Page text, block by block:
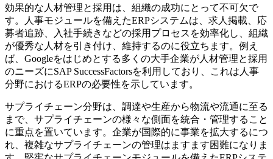
効果的な人材管理と採用は、組織の成功にとって不可欠で
す。人事モジュールを備えたERPシステムは、求人掲載、応
募者追跡、入社手続きなどの採用プロセスを効率化し、組織
が優秀な人材を引き付け、維持するのに役立ちます。例え
ば、Googleをはじめとする多くの大手企業が人材管理と採用
のニーズにSAP SuccessFactorsを利用しており、これは人事
分野におけるERPの必要性を示しています。
サプライチェーン分野は、調達や生産から物流や流通に至る
まで、サプライチェーンの様々な側面を統合・管理すること
に重点を置いています。企業が国際的に事業を拡大するにつ
れ、複雑なサプライチェーンの管理はますます困難になりま